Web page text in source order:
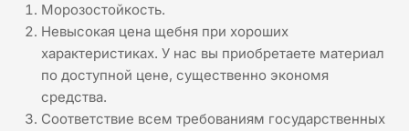
Морозостойкость.
Невысокая цена щебня при хороших
характеристиках. У нас вы приобретаете материал
по доступной цене, существенно экономя
средства.
Соответствие всем требованиям государственных